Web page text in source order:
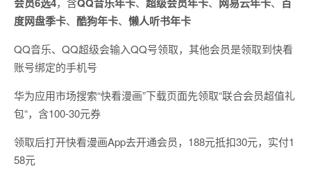
度网盘季卡、 酷狗年卡、 懒人听书年卡
QQ音乐、QQ超级会输入QQ号领取，其他会员是领取到快看
账号绑定的手机号
华为应用市场搜索“快看漫画”下载页面先领取“联合会员超值礼
包“，含100-30元券
领取后打开快看漫画App去开通会员，188元抵扣30元，实付1
58元